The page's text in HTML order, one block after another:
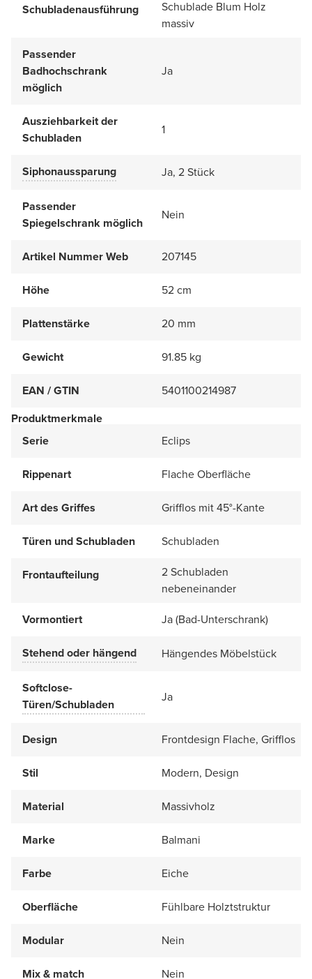
Schubladenausführung
Schublade Blum Holz
massiv
Passender
Badhochschrank
möglich
Ja
Ausziehbarkeit der
Schubladen
1
Siphonaussparung Ja, 2 Stück
Passender
Spiegelschrank möglich
Nein
Artikel Nummer Web 207145
Höhe 52 cm
Plattenstärke 20 mm
Gewicht 91.85 kg
EAN / GTIN
5401100214987
Produktmerkmale
Serie
Eclips
Rippenart Flache Oberfläche
Art des Griffes Grifflos mit 45°-Kante
Türen und Schubladen Schubladen
Frontaufteilung
2 Schubladen
nebeneinander
Vormontiert
Ja (Bad-Unterschrank)
Stehend oder hängend Hängendes Möbelstück
Softclose-
Türen/Schubladen
Ja
Design Frontdesign Flache, Grifflos
Stil Modern, Design
Material Massivholz
Marke Balmani
Farbe Eiche
Oberfläche Fühlbare Holztstruktur
Modular Nein
Mix & match Nein